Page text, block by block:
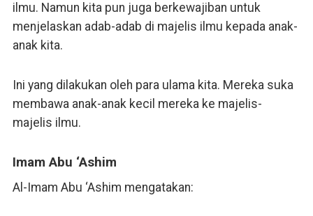
ilmu. Namun kita pun juga berkewajiban untuk
menjelaskan adab-adab di majelis ilmu kepada anak-
anak kita.
Ini yang dilakukan oleh para ulama kita. Mereka suka
membawa anak-anak kecil mereka ke majelis-
majelis ilmu.
Imam Abu ‘Ashim
Al-Imam Abu ‘Ashim mengatakan: